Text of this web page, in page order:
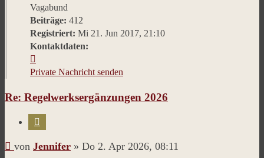
Vagabund
Beiträge: 412
Registriert: Mi 21. Jun 2017, 21:10
Kontaktdaten:
von
Private Nachricht senden
Re: Regelwerksergänzungen 2026
Beitrag
von Jennifer » Do 2. Apr 2026, 08:11